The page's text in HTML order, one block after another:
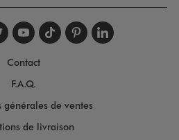
nous sur
nous sur
nous sur
Suivez-nous
Suivez-nous
Suivez-
Contact
F.A.Q.
générales de ventes
de livraison